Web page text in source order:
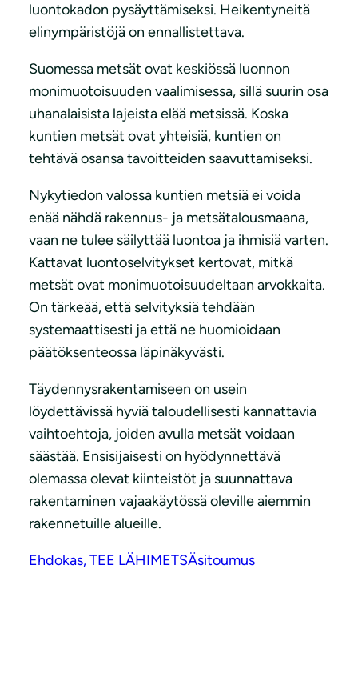
luontokadon pysäyttämiseksi. Heikentyneitä
elinympäristöjä on ennallistettava.
Suomessa metsät ovat keskiössä luonnon
monimuotoisuuden vaalimisessa, sillä suurin osa
uhanalaisista lajeista elää metsissä. Koska
kuntien metsät ovat yhteisiä, kuntien on
tehtävä osansa tavoitteiden saavuttamiseksi.
Nykytiedon valossa kuntien metsiä ei voida
enää nähdä rakennus- ja metsätalousmaana,
vaan ne tulee säilyttää luontoa ja ihmisiä varten.
Kattavat luontoselvitykset kertovat, mitkä
metsät ovat monimuotoisuudeltaan arvokkaita.
On tärkeää, että selvityksiä tehdään
systemaattisesti ja että ne huomioidaan
päätöksenteossa läpinäkyvästi.
Täydennysrakentamiseen on usein
löydettävissä hyviä taloudellisesti kannattavia
vaihtoehtoja, joiden avulla metsät voidaan
säästää. Ensisijaisesti on hyödynnettävä
olemassa olevat kiinteistöt ja suunnattava
rakentaminen vajaakäytössä oleville aiemmin
rakennetuille alueille.
Ehdokas, TEE LÄHIMETSÄsitoumus